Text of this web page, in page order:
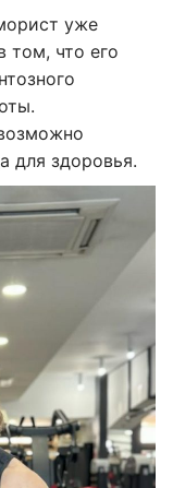
уже
том, что его
для здоровья.